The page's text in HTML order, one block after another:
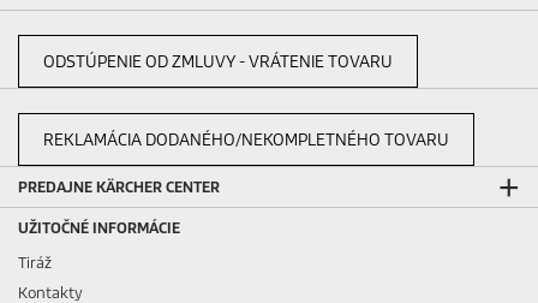
ODSTÚPENIE OD ZMLUVY - VRÁTENIE TOVARU
REKLAMÁCIA DODANÉHO/NEKOMPLETNÉHO TOVARU
PREDAJNE KÄRCHER CENTER
UŽITOČNÉ INFORMÁCIE
Tiráž
Kontakty